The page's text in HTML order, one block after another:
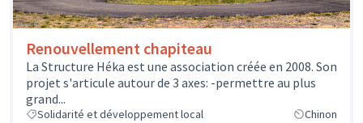
Renouvellement chapiteau
La Structure Héka est une association créée en 2008. Son
projet s'articule autour de 3 axes: -permettre au plus
grand...
Solidarité et développement local Chinon